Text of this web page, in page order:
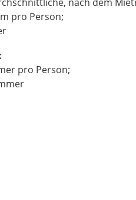
pro Person;
pro Person;